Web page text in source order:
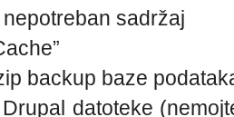
sadržaj
backup baze
datoteke